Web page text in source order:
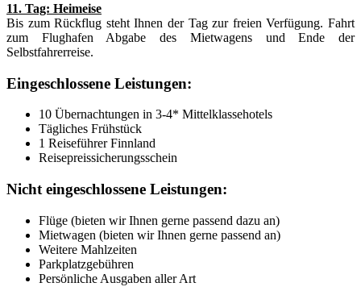
11. Tag: Heimeise
Bis zum Rückflug steht Ihnen der Tag zur freien Verfügung. Fahrt
zum Flughafen Abgabe des Mietwagens und Ende der
Selbstfahrerreise.
Eingeschlossene Leistungen:
10 Übernachtungen in 3-4* Mittelklassehotels
Tägliches Frühstück
1 Reiseführer Finnland
Reisepreissicherungsschein
Nicht eingeschlossene Leistungen:
Flüge (bieten wir Ihnen gerne passend dazu an)
Mietwagen (bieten wir Ihnen gerne passend an)
Weitere Mahlzeiten
Parkplatzgebühren
Persönliche Ausgaben aller Art